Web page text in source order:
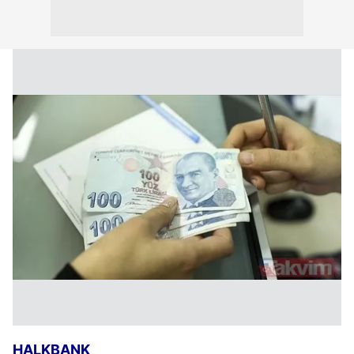
HALKBANK